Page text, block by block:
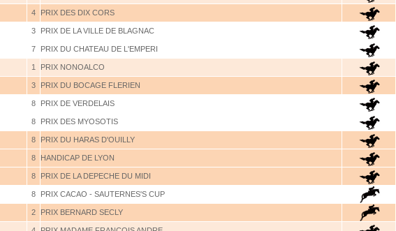
4 PRIX DES DIX CORS
3 PRIX DE LA VILLE DE BLAGNAC
7 PRIX DU CHATEAU DE L'EMPERI
1 PRIX NONOALCO
3 PRIX DU BOCAGE FLERIEN
8 PRIX DE VERDELAIS
8 PRIX DES MYOSOTIS
8 PRIX DU HARAS D'OUILLY
8 HANDICAP DE LYON
8 PRIX DE LA DEPECHE DU MIDI
8 PRIX CACAO - SAUTERNES'S CUP
2 PRIX BERNARD SECLY